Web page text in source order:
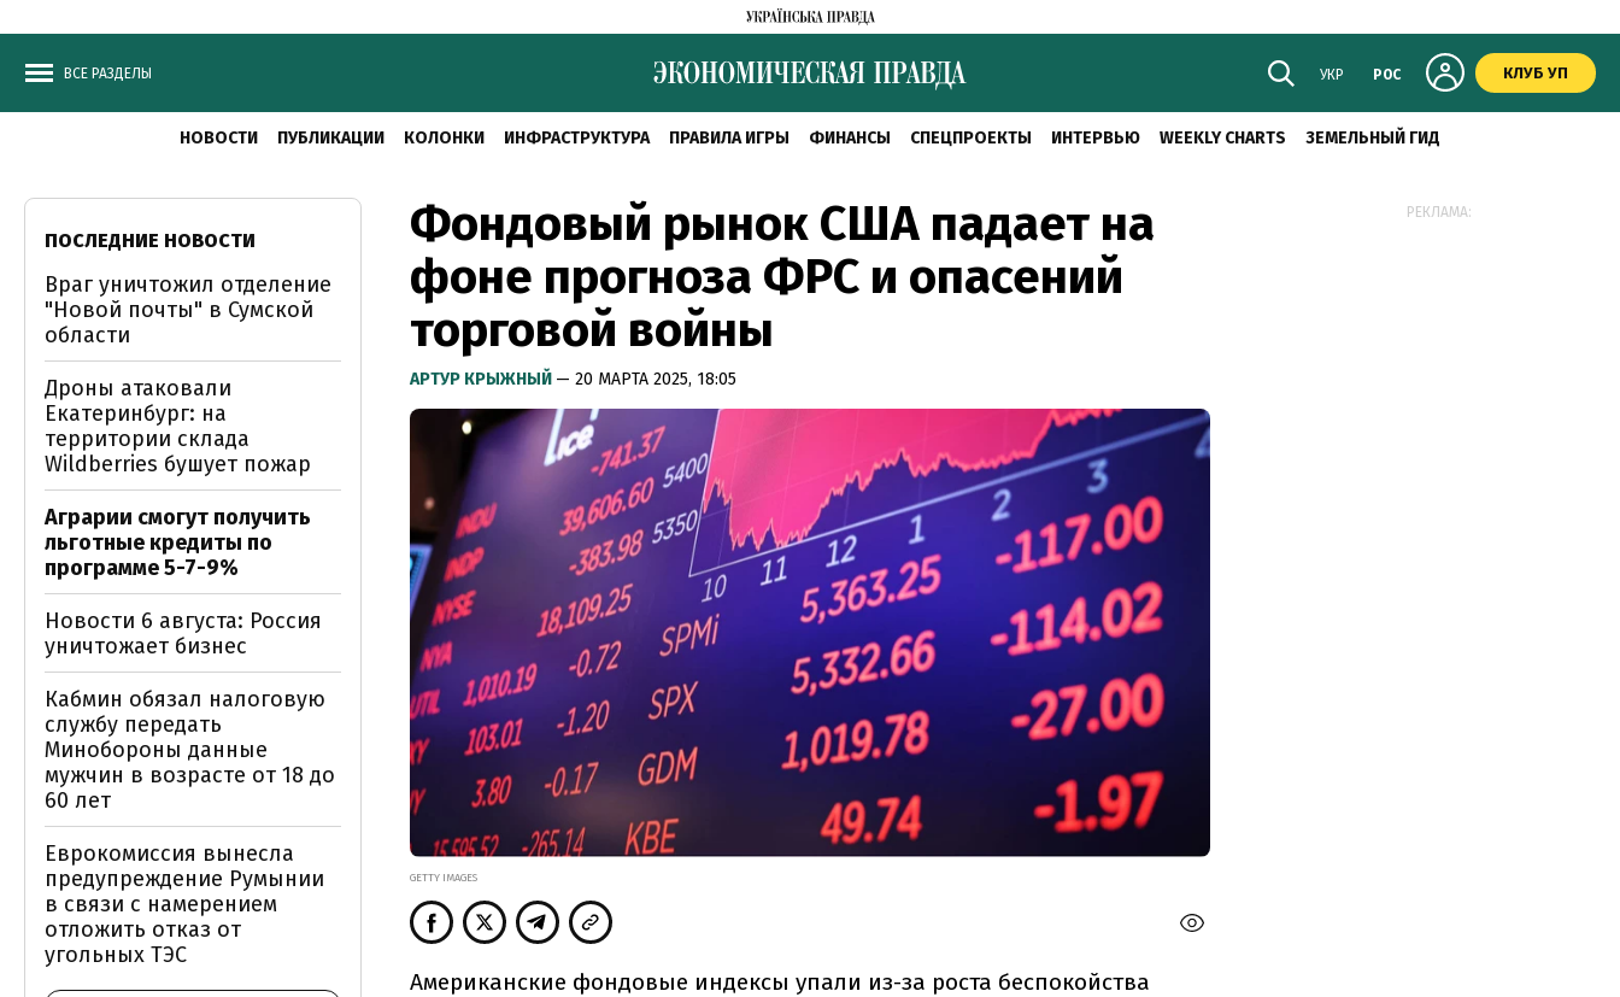
ВСЕ РАЗДЕЛЫ УКР РОС КЛУБ УП
НОВОСТИ ПУБЛИКАЦИИ КОЛОНКИ ИНФРАСТРУКТУРА ПРАВИЛА ИГРЫ ФИНАНСЫ СПЕЦПРОЕКТЫ ИНТЕРВЬЮ WEEKLY CHARTS ЗЕМЕЛЬНЫЙ ГИД
Фондовый рынок США падает на
фоне прогноза ФРС и опасений
торговой войны
АРТУР КРЫЖНЫЙ — 20 МАРТА 2025, 18:05
GETTY IMAGES
Американские фондовые индексы упали из-за роста беспокойства
ПОСЛЕДНИЕ НОВОСТИ
Враг уничтожил отделение
"Новой почты" в Сумской
области
Дроны атаковали
Екатеринбург: на
территории склада
Wildberries бушует пожар
Аграрии смогут получить
льготные кредиты по
программе 5-7-9%
Новости 6 августа: Россия
уничтожает бизнес
Кабмин обязал налоговую
службу передать
Минобороны данные
мужчин в возрасте от 18 до
60 лет
Еврокомиссия вынесла
предупреждение Румынии
в связи с намерением
отложить отказ от
угольных ТЭС
РЕКЛАМА: